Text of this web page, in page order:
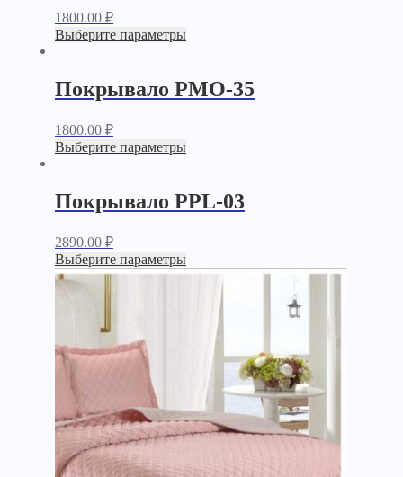
1800.00 ₽
Выберите параметры
Покрывало PМО-35
1800.00 ₽
Выберите параметры
Покрывало PPL-03
2890.00 ₽
Выберите параметры